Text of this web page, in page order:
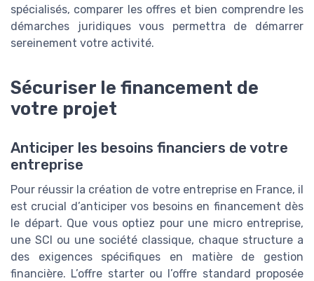
spécialisés, comparer les offres et bien comprendre les
démarches juridiques vous permettra de démarrer
sereinement votre activité.
Sécuriser le financement de
votre projet
Anticiper les besoins financiers de votre
entreprise
Pour réussir la création de votre entreprise en France, il
est crucial d’anticiper vos besoins en financement dès
le départ. Que vous optiez pour une micro entreprise,
une SCI ou une société classique, chaque structure a
des exigences spécifiques en matière de gestion
financière. L’offre starter ou l’offre standard proposée